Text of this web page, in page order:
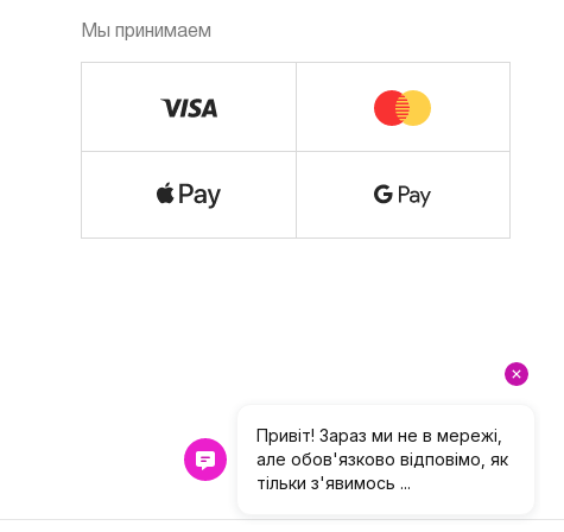
Мы принимаем